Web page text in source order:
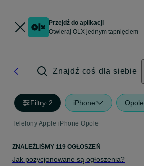
Przejdź do aplikacji
Otwieraj OLX jednym tapnięciem
Znajdź coś dla siebie
Filtry·2 iPhone Opole
Telefony Apple iPhone Opole
ZNALEŹLIŚMY 119 OGŁOSZEŃ
Jak pozycjonowane są ogłoszenia?